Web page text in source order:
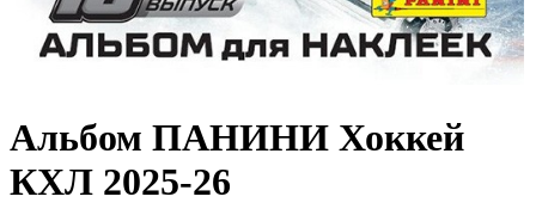
Альбом ПАНИНИ Хоккей
КХЛ 2025-26